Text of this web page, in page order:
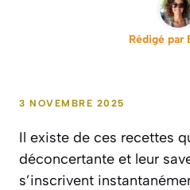
Rédigé par
3 NOVEMBRE 2025
Il existe de ces recettes
déconcertante et leur
s’inscrivent